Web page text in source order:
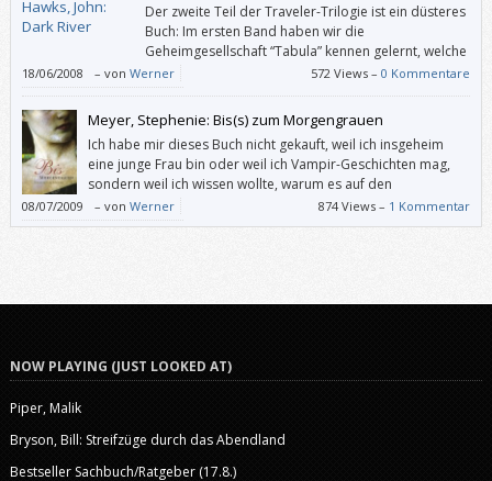
Der zweite Teil der Traveler-Trilogie ist ein düsteres
Buch: Im ersten Band haben wir die
Geheimgesellschaft “Tabula” kennen gelernt, welche
die Menschheit mittels eines globalen
Überwachungsnetzes kontrollieren will (und dies als Beglückung
darstellt). Nur zwei Traveler (so etwas wie Propheten) können die Welt
eventuell noch retten und werden nach alter Tradition von Harlequins
(so etwas wie Outlaw-SuperkämpferInnen) beschützt.
18/06/2008 – von Werner 572 Views –0 Kommentare
Meyer, Stephenie: Bis(s) zum Morgengrauen
Ich habe mir dieses Buch nicht gekauft, weil ich insgeheim
eine junge Frau bin oder weil ich Vampir-Geschichten mag,
sondern weil ich wissen wollte, warum es auf den
Bestsellerlisten ganz oben steht. Und ich habe es mit
Begeisterung verschlungen.
08/07/2009 – von Werner 874 Views – 1 Kommentar
NOW PLAYING (JUST LOOKED AT)
Piper, Malik
Bryson, Bill: Streifzüge durch das Abendland
Bestseller Sachbuch/Ratgeber (17.8.)